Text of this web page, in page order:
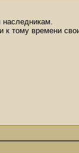
наследникам.
к тому времени